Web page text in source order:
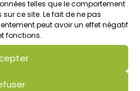
telles que le comportement
ce site. Le fait de ne pas
peut avoir un effet négatif
fonctions.
! Vous venez jardiner ?
Vivante
enfants ! Vous venez jardiner ?
jardinage aux enfants